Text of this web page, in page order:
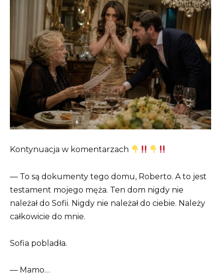
Kontynuacja w komentarzach
— To są dokumenty tego domu, Roberto. A to jest
testament mojego męża. Ten dom nigdy nie
należał do Sofii. Nigdy nie należał do ciebie. Należy
całkowicie do mnie.
Sofia pobladła.
— Mamo…